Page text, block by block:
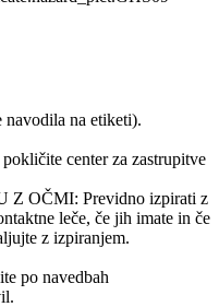
navodila na etiketi).
center za zastrupitve
Z OČMI: Previdno izpirati z
leče, če jih imate in če
z izpiranjem.
po navedbah